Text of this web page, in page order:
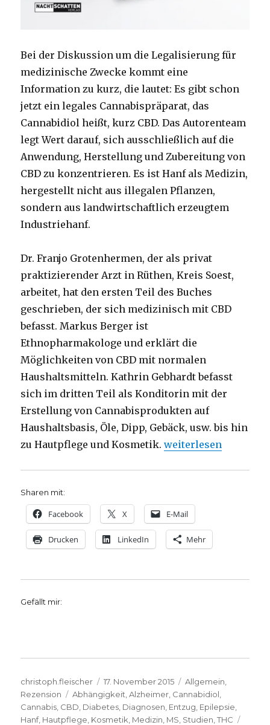
Bei der Diskussion um die Legalisierung für
medizinische Zwecke kommt eine
Information zu kurz, die lautet: Es gibt schon
jetzt ein legales Cannabispräparat, das
Cannabidiol heißt, kurz CBD. Das Autorenteam
legt Wert darauf, sich ausschließlich auf die
Anwendung, Herstellung und Zubereitung von
CBD zu konzentrieren. Es ist Hanf als Medizin,
hergestellt nicht aus illegalen Pflanzen,
sondern aus landwirtschaftlich erzeugtem
Industriehanf.
Dr. Franjo Grotenhermen, der als privat
praktizierender Arzt in Rüthen, Kreis Soest,
arbeitet, hat den ersten Teil des Buches
geschrieben, der sich medizinisch mit CBD
befasst. Markus Berger ist
Ethnopharmakologe und erklärt die
Möglichkeiten von CBD mit normalen
Haushaltsmitteln. Kathrin Gebhardt befasst
sich im dritten Teil als Konditorin mit der
Erstellung von Cannabisprodukten auf
Haushaltsbasis, Öle, Dipp, Gebäck, usw. bis hin
zu Hautpflege und Kosmetik.„Kein Haschisch,
weiterlesen
Sharen mit:
Facebook X E-Mail
Drucken LinkedIn Mehr
Gefällt mir:
Autor
christoph.fleischer
Veröffentlicht
am
17. November 2015 Kategorien
Allgemein
Rezension
Schlagwörter
Abhängigkeit ,Alzheimer Cannabidiol
Cannabis CBD Diabetes Diagnosen Entzug Epilepsie
Hanf, Hautpflege Kosmetik Medizin MS Studien ,THC